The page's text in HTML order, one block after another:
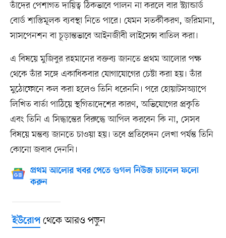
তাঁদের পেশাগত দায়িত্ব ঠিকভাবে পালন না করলে বার স্ট্যান্ডার্ড
বোর্ড শাস্তিমূলক ব্যবস্থা নিতে পারে। যেমন সতর্কীকরণ, জরিমানা,
সাসপেনশন বা চূড়ান্তভাবে আইনজীবী লাইসেন্স বাতিল করা।
এ বিষয়ে মুজিবুর রহমানের বক্তব্য জানতে প্রথম আলোর পক্ষ
থেকে তাঁর সঙ্গে একাধিকবার যোগাযোগের চেষ্টা করা হয়। তাঁর
মুঠোফোনে কল করা হলেও তিনি ধরেননি। পরে হোয়াটসঅ্যাপে
লিখিত বার্তা পাঠিয়ে স্থগিতাদেশের কারণ, অভিযোগের প্রকৃতি
এবং তিনি এ সিদ্ধান্তের বিরুদ্ধে আপিল করবেন কি না, সেসব
বিষয়ে মন্তব্য জানতে চাওয়া হয়। তবে প্রতিবেদন লেখা পর্যন্ত তিনি
কোনো জবাব দেননি।
প্রথম আলোর খবর পেতে গুগল নিউজ চ্যানেল ফলো
করুন
ইউরোপথেকে আরও পড়ুন